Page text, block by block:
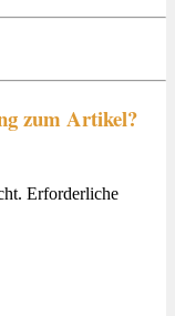
zum Artikel?
Erforderliche